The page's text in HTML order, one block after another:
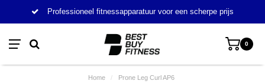
Professioneel fitnessapparatuur voor een scherpe prijs
0
Home / Prone Leg Curl AP6